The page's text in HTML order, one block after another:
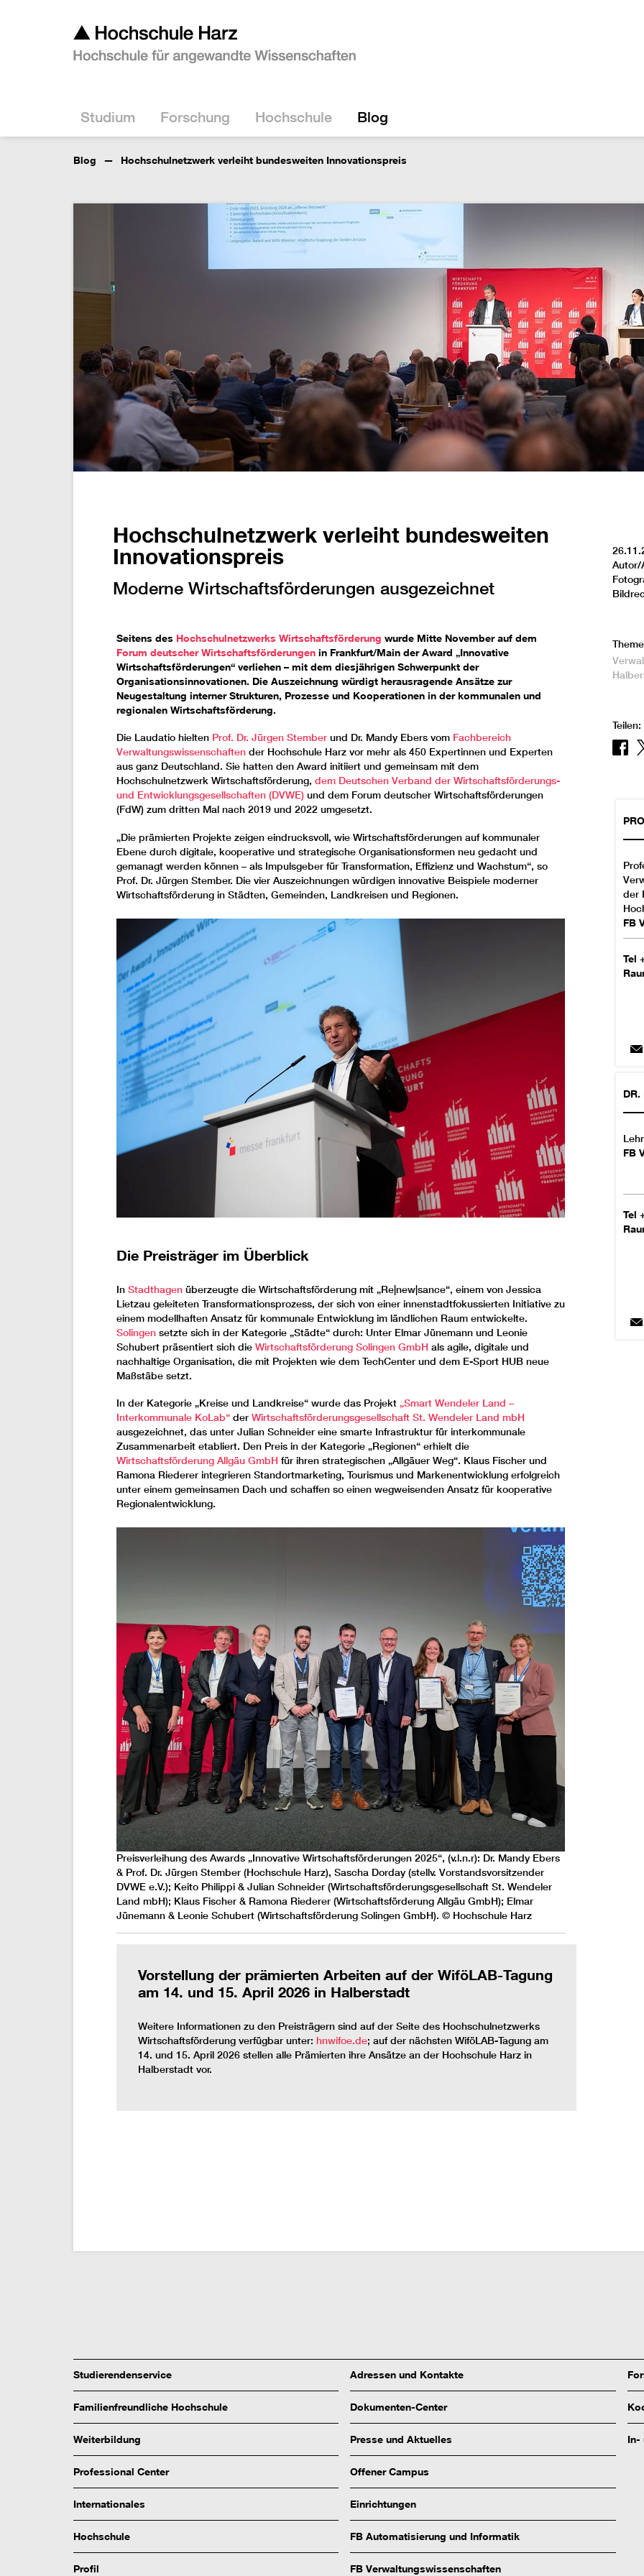
Studium Forschung Hochschule Blog
Blog Hochschulnetzwerk verleiht bundesweiten Innovationspreis
Hochschulnetzwerk verleiht bundesweiten
Innovationspreis
Moderne Wirtschaftsförderungen ausgezeichnet
Seitens des Hochschulnetzwerks Wirtschaftsförderung wurde Mitte November auf dem
Forum deutscher Wirtschaftsförderungen in Frankfurt/Main der Award „Innovative
Wirtschaftsförderungen“ verliehen – mit dem diesjährigen Schwerpunkt der
Organisationsinnovationen. Die Auszeichnung würdigt herausragende Ansätze zur
Neugestaltung interner Strukturen, Prozesse und Kooperationen in der kommunalen und
regionalen Wirtschaftsförderung.
Die Laudatio hielten Prof. Dr. Jürgen Stember und Dr. Mandy Ebers vom Fachbereich
Verwaltungswissenschaften der Hochschule Harz vor mehr als 450 Expertinnen und Experten
aus ganz Deutschland. Sie hatten den Award initiiert und gemeinsam mit dem
Hochschulnetzwerk Wirtschaftsförderung, dem Deutschen Verband der Wirtschaftsförderungs-
und Entwicklungsgesellschaften (DVWE) und dem Forum deutscher Wirtschaftsförderungen
(FdW) zum dritten Mal nach 2019 und 2022 umgesetzt.
„Die prämierten Projekte zeigen eindrucksvoll, wie Wirtschaftsförderungen auf kommunaler
Ebene durch digitale, kooperative und strategische Organisationsformen neu gedacht und
gemanagt werden können – als Impulsgeber für Transformation, Effizienz und Wachstum“, so
Prof. Dr. Jürgen Stember. Die vier Auszeichnungen würdigen innovative Beispiele moderner
Wirtschaftsförderung in Städten, Gemeinden, Landkreisen und Regionen.
Die Preisträger im Überblick
In Stadthagen überzeugte die Wirtschaftsförderung mit „Re|new|sance“, einem von Jessica
Lietzau geleiteten Transformationsprozess, der sich von einer innenstadtfokussierten Initiative zu
einem modellhaften Ansatz für kommunale Entwicklung im ländlichen Raum entwickelte.
Solingen setzte sich in der Kategorie „Städte“ durch: Unter Elmar Jünemann und Leonie
Schubert präsentiert sich die Wirtschaftsförderung Solingen GmbH als agile, digitale und
nachhaltige Organisation, die mit Projekten wie dem TechCenter und dem E-Sport HUB neue
Maßstäbe setzt.
In der Kategorie „Kreise und Landkreise“ wurde das Projekt „Smart Wendeler Land –
Interkommunale KoLab“ der Wirtschaftsförderungsgesellschaft St. Wendeler Land mbH
ausgezeichnet, das unter Julian Schneider eine smarte Infrastruktur für interkommunale
Zusammenarbeit etabliert. Den Preis in der Kategorie „Regionen“ erhielt die
Wirtschaftsförderung Allgäu GmbH für ihren strategischen „Allgäuer Weg“. Klaus Fischer und
Ramona Riederer integrieren Standortmarketing, Tourismus und Markenentwicklung erfolgreich
unter einem gemeinsamen Dach und schaffen so einen wegweisenden Ansatz für kooperative
Regionalentwicklung.
Preisverleihung des Awards „Innovative Wirtschaftsförderungen 2025“, (v.l.n.r): Dr. Mandy Ebers
& Prof. Dr. Jürgen Stember (Hochschule Harz), Sascha Dorday (stellv. Vorstandsvorsitzender
DVWE e.V.); Keito Philippi & Julian Schneider (Wirtschaftsförderungsgesellschaft St. Wendeler
Land mbH); Klaus Fischer & Ramona Riederer (Wirtschaftsförderung Allgäu GmbH); Elmar
Jünemann & Leonie Schubert (Wirtschaftsförderung Solingen GmbH). © Hochschule Harz
Vorstellung der prämierten Arbeiten auf der WiföLAB-Tagung
am 14. und 15. April 2026 in Halberstadt
Weitere Informationen zu den Preisträgern sind auf der Seite des Hochschulnetzwerks
Wirtschaftsförderung verfügbar unter: hnwifoe.de; auf der nächsten WiföLAB-Tagung am
14. und 15. April 2026 stellen alle Prämierten ihre Ansätze an der Hochschule Harz in
Halberstadt vor.
Autor/
Teilen:
der
FB
Tel
DR.
FB
Tel
Studierendenservice
Familienfreundliche Hochschule
Weiterbildung
Professional Center
Internationales
Hochschule
Profil
Adressen und Kontakte
Dokumenten-Center
Presse und Aktuelles
Offener Campus
Einrichtungen
FB Automatisierung und Informatik
FB Verwaltungswissenschaften
In-